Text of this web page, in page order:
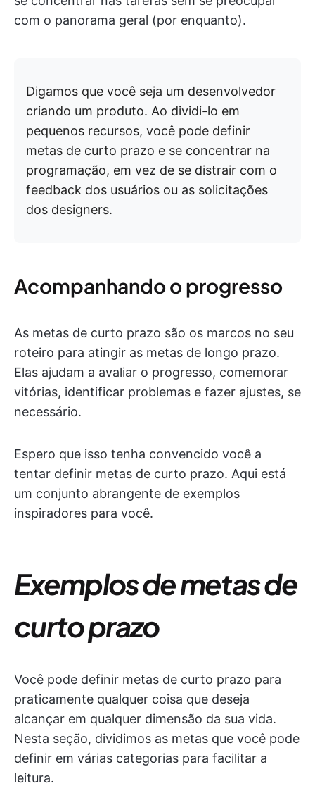
com o panorama geral (por enquanto).
Digamos que você seja um desenvolvedor
criando um produto. Ao dividi-lo em
pequenos recursos, você pode definir
metas de curto prazo e se concentrar na
programação, em vez de se distrair com o
feedback dos usuários ou as solicitações
dos designers.
Acompanhando o progresso
As metas de curto prazo são os marcos no seu
roteiro para atingir as metas de longo prazo.
Elas ajudam a avaliar o progresso, comemorar
vitórias, identificar problemas e fazer ajustes, se
necessário.
Espero que isso tenha convencido você a
tentar definir metas de curto prazo. Aqui está
um conjunto abrangente de exemplos
inspiradores para você.
Exemplos de metas de
curto prazo
Você pode definir metas de curto prazo para
praticamente qualquer coisa que deseja
alcançar em qualquer dimensão da sua vida.
Nesta seção, dividimos as metas que você pode
definir em várias categorias para facilitar a
leitura.